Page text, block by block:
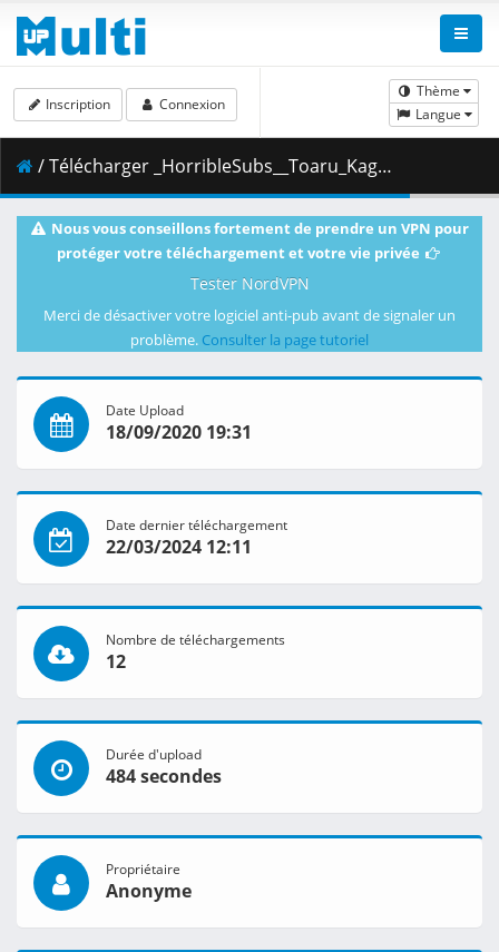
Thème
Langue
Inscription Connexion
/ Télécharger _HorribleSubs__Toaru_Kagaku_no_Railgun_T_-_24__1080p_.mkv.003 ( 458.15 MB )
Nous vous conseillons fortement de prendre un VPN pour
protéger votre téléchargement et votre vie privée
Tester NordVPN
Merci de désactiver votre logiciel anti-pub avant de signaler un
problème. Consulter la page tutoriel
Date Upload
18/09/2020 19:31
Date dernier téléchargement
22/03/2024 12:11
Nombre de téléchargements
12
Durée d'upload
484 secondes
Propriétaire
Anonyme